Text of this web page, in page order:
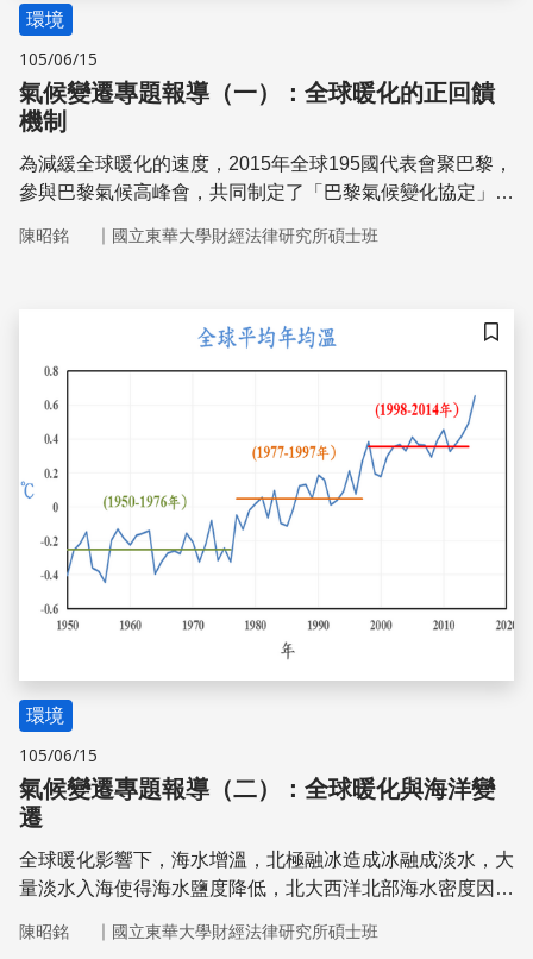
環境
105/06/15
氣候變遷專題報導（一）：全球暖化的正回饋
機制
為減緩全球暖化的速度，2015年全球195國代表會聚巴黎，
參與巴黎氣候高峰會，共同制定了「巴黎氣候變化協定」。
稱為正回饋機制。本文介紹這些正回饋機制是如何形成的﹖
陳昭銘 ｜ 國立東華大學財經法律研究所碩士班
儲存
環境
105/06/15
氣候變遷專題報導（二）：全球暖化與海洋變
遷
全球暖化影響下，海水增溫，北極融冰造成冰融成淡水，大
量淡水入海使得海水鹽度降低，北大西洋北部海水密度因而
度，並衝擊海洋生態系統及漁業。在熱帶地區，海溫變化與
陳昭銘 ｜ 國立東華大學財經法律研究所碩士班